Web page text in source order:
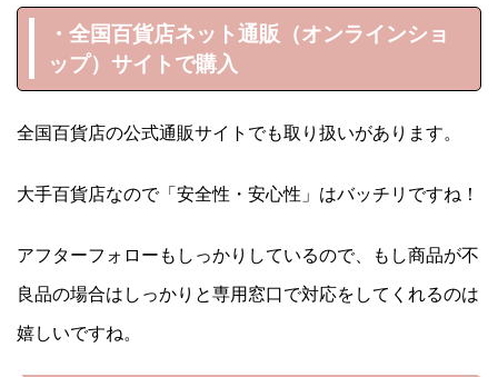
・全国百貨店ネット通販（オンラインショ
ップ）サイトで購入
全国百貨店の公式通販サイトでも取り扱いがあります。
大手百貨店なので「安全性・安心性」はバッチリですね！
アフターフォローもしっかりしているので、もし商品が不
良品の場合はしっかりと専用窓口で対応をしてくれるのは
嬉しいですね。